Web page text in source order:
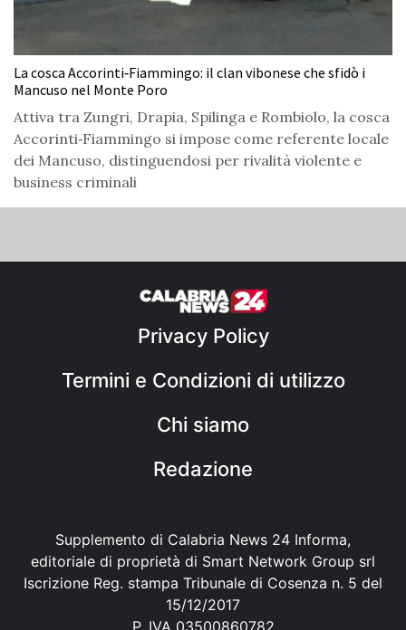
La cosca Accorinti‑Fiammingo: il clan vibonese che sfidò i
Mancuso nel Monte Poro
Attiva tra Zungri, Drapia, Spilinga e Rombiolo, la cosca
Accorinti‑Fiammingo si impose come referente locale
dei Mancuso, distinguendosi per rivalità violente e
business criminali
Privacy Policy
Termini e Condizioni di utilizzo
Chi siamo
Redazione
Supplemento di Calabria News 24 Informa,
editoriale di proprietà di Smart Network Group srl
Iscrizione Reg. stampa Tribunale di Cosenza n. 5 del
15/12/2017